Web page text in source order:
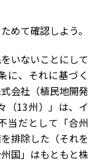
めて確認しよう。
いないことにして
に、それに基づく
会社（植民地開発
（13州）」は、イ
当だとして「合州
排除した（それを
国」はもともと株